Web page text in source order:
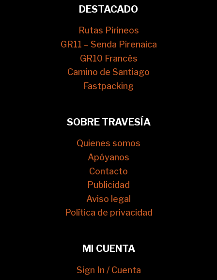
DESTACADO
Rutas Pirineos
GR11 – Senda Pirenaica
GR10 Francés
Camino de Santiago
Fastpacking
SOBRE TRAVESÍA
Quienes somos
Apóyanos
Contacto
Publicidad
Aviso legal
Política de privacidad
MI CUENTA
Sign In / Cuenta